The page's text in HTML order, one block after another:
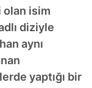
isim
diziyle
aynı
yaptığı bir